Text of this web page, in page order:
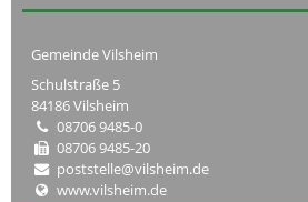
Gemeinde Vilsheim
Schulstraße 5
84186 Vilsheim
08706 9485-0
08706 9485-20
poststelle@vilsheim.de
www.vilsheim.de